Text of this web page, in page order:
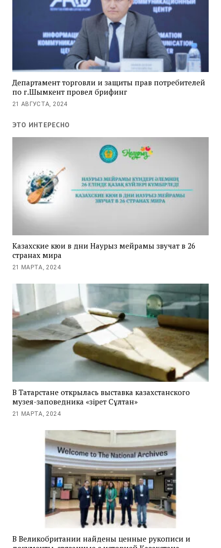
Департамент торговли и защиты прав потребителей
по г.Шымкент провел брифинг
21 АВГУСТА, 2024
ЭТО ИНТЕРЕСНО
Казахские кюи в дни Наурыз мейрамы звучат в 26
странах мира
21 МАРТА, 2024
В Татарстане открылась выставка казахстанского
музея-заповедника «Әзірет Сұлтан»
21 МАРТА, 2024
В Великобритании найдены ценные рукописи и